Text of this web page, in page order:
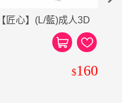
【匠心】(L/藍)成人3D
彈力醫用口罩50入 匠心
3D立體口罩《康宜庭藥
$160